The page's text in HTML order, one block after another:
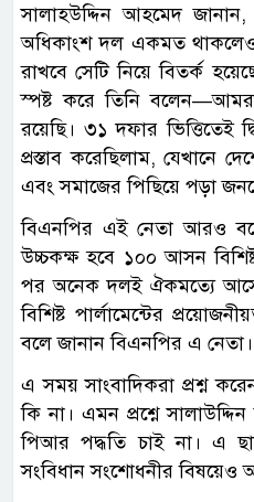
সালাহউদ্দিন আহমেদ জানান,
অধিকাংশ দল একমত
রাখবে সেটি নিয়ে বিতর্ক
স্পষ্ট করে তিনি
রয়েছি। ৩১ দফার ভিত্তিতেই
প্রস্তাব করেছিলাম, যেখানে
এবং সমাজের পিছিয়ে পড়া
বিএনপির এই নেতা আরও
উচ্চকক্ষ হবে ১০০ আসন
পর অনেক দলই ঐকমত্যে
বিশিষ্ট পার্লামেন্টের
বলে জানান বিএনপির এ নেতা।
এ সময় সাংবাদিকরা প্রশ্ন
কি না। এমন প্রশ্নে
পিআর পদ্ধতি চাই না। এ
সংবিধান সংশোধনীর বিষয়েও